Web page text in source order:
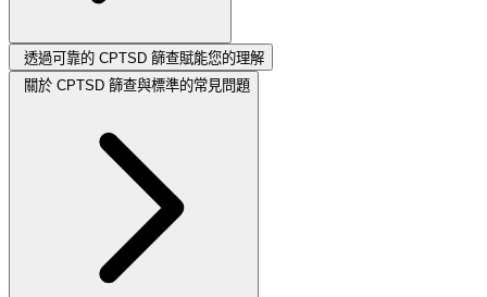
透過可靠的 CPTSD 篩查賦能您的理解
關於 CPTSD 篩查與標準的常見問題